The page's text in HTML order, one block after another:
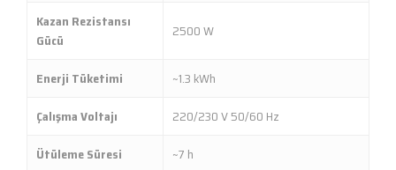
Kazan Rezistansı
Gücü
2500 W
Enerji Tüketimi
~1.3 kWh
Çalışma Voltajı
220/230 V 50/60 Hz
Ütüleme Süresi
~7 h